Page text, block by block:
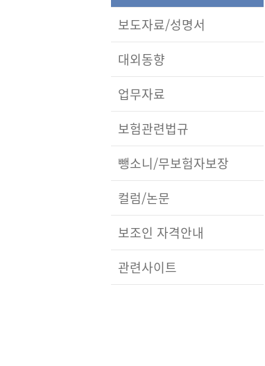
보도자료/성명서
대외동향
업무자료
보험관련법규
뺑소니/무보험자보장
컬럼/논문
보조인 자격안내
관련사이트